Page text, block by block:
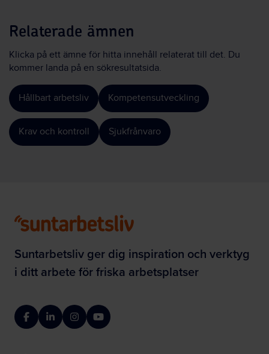
Relaterade ämnen
Klicka på ett ämne för hitta innehåll relaterat till det. Du
kommer landa på en sökresultatsida.
Hållbart arbetsliv Kompetensutveckling
Krav och kontroll Sjukfrånvaro
Suntarbetsliv ger dig inspiration och verktyg
i ditt arbete för friska arbetsplatser
FacebookLinkedInInstagramYouTube